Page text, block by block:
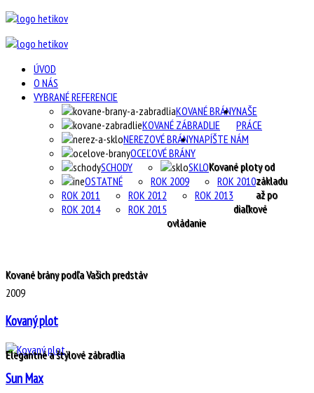
ÚVOD
O NÁS
VYBRANÉ REFERENCIE
KOVANÉ BRÁNY
KOVANÉ ZÁBRADLIE
NEREZOVÉ BRÁNY
OCEĽOVÉ BRÁNY
SCHODY
SKLO
OSTATNÉ
NAŠE
PRÁCE
ROK 2009
ROK 2010
ROK 2011
ROK 2012
ROK 2013
ROK 2014
ROK 2015
NAPÍŠTE NÁM
Kované ploty od
základu
až po
diaľkové
ovládanie
Kované brány podľa Vašich predstáv
Elegantné a štýlové zábradlia
2009
Kovaný plot
Sun Max